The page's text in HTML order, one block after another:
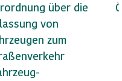
über die
von
zum